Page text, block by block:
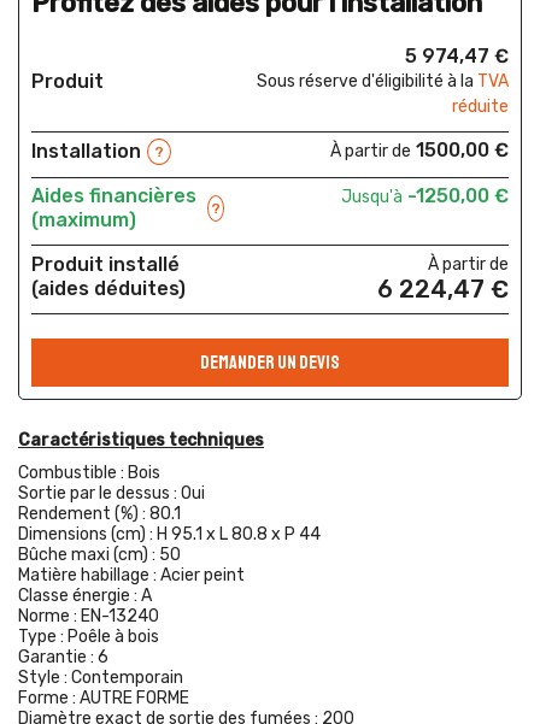
Produit
5 974,47 €
Sous réserve d'éligibilité à la TVA
réduite
Installation ? À partir de 1500,00 €
Aides financières
(maximum)
?
Jusqu'à -1250,00 €
Produit installé
(aides déduites)
À partir de
6 224,47 €
DEMANDER UN DEVIS
Caractéristiques techniques
Combustible : Bois
Sortie par le dessus : Oui
Rendement (%) : 80.1
Dimensions (cm) : H 95.1 x L 80.8 x P 44
Bûche maxi (cm) : 50
Matière habillage : Acier peint
Classe énergie : A
Norme : EN-13240
Type : Poêle à bois
Garantie : 6
Style : Contemporain
Forme : AUTRE FORME
Diamètre exact de sortie des fumées : 200